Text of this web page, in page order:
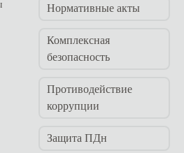
Нормативные акты
Комплексная
безопасность
Противодействие
коррупции
Защита ПДн